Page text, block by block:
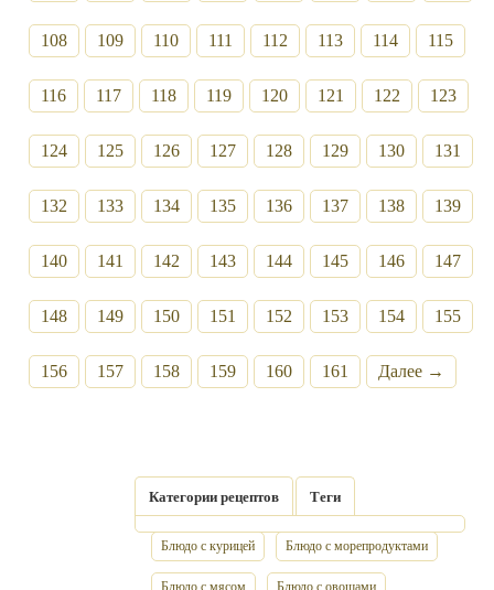
108 109 110 111 112 113 114 115
116 117 118 119 120 121 122 123
124 125 126 127 128 129 130 131
132 133 134 135 136 137 138 139
140 141 142 143 144 145 146 147
148 149 150 151 152 153 154 155
156 157 158 159 160 161 Далее →
Категории рецептов Теги
Блюдо с курицей Блюдо с морепродуктами
Блюдо с мясом Блюдо с овощами